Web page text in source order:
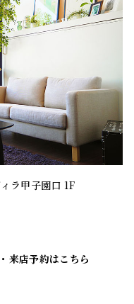
ラ甲子園口 1F
来店予約はこちら